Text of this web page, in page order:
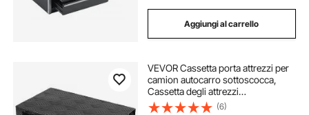
Aggiungi al carrello
VEVOR Cassetta porta attrezzi per
camion autocarro sottoscocca,
Cassetta degli attrezzi
46x32x36cm, Scatola portaoggetti
(6)